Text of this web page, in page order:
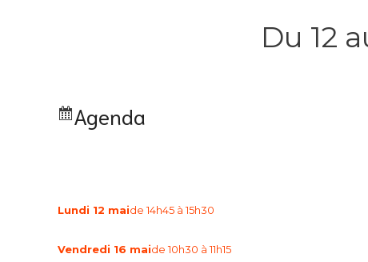
Du 12
Agenda
Lundi 12 maide 14h45 à 15h30
Vendredi 16 maide 10h30 à 11h15